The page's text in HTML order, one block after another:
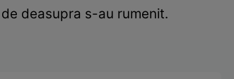
deasupra s-au rumenit.